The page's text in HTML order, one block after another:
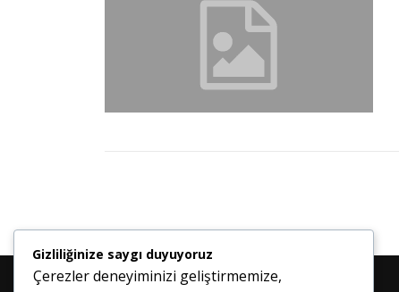
Gizliliğinize saygı duyuyoruz
Çerezler deneyiminizi geliştirmemize,